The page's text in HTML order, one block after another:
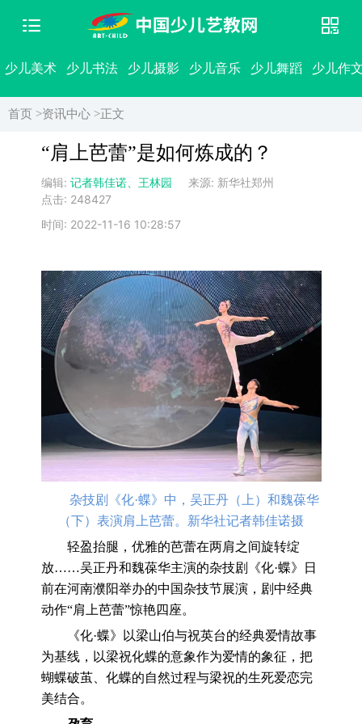
少儿美术 少儿书法 少儿摄影 少儿音乐 少儿舞蹈 少儿作
首页 >资讯中心 >正文
“肩上芭蕾”是如何炼成的？
编辑: 记者韩佳诺、王林园
来源: 新华社郑州
点击: 248427
时间: 2022-11-16 10:28:57
杂技剧《化·蝶》中，吴正丹（上）和魏葆华
（下）表演肩上芭蕾。新华社记者韩佳诺摄
轻盈抬腿，优雅的芭蕾在两肩之间旋转绽
放……吴正丹和魏葆华主演的杂技剧《化·蝶》日
前在河南濮阳举办的中国杂技节展演，剧中经典
动作“肩上芭蕾”惊艳四座。
《化·蝶》以梁山伯与祝英台的经典爱情故事
为基线，以梁祝化蝶的意象作为爱情的象征，把
蝴蝶破茧、化蝶的自然过程与梁祝的生死爱恋完
美结合。